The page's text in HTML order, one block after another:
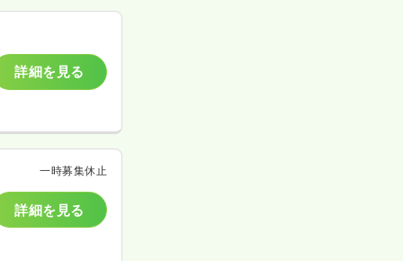
詳細を見る
一時募集休止
詳細を見る